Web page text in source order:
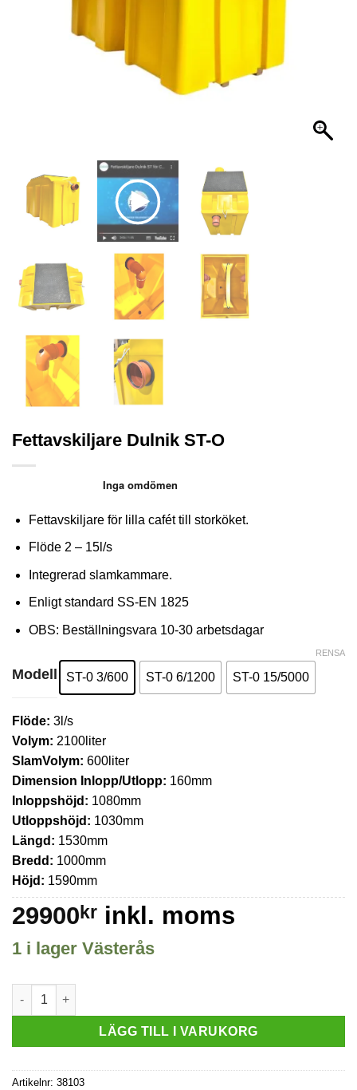
Fettavskiljare Dulnik ST-O
Fettavskiljare för lilla cafét till storköket.
Flöde 2 – 15l/s
Integrerad slamkammare.
Enligt standard SS-EN 1825
OBS: Beställningsvara 10-30 arbetsdagar
Modell ST-0 3/600 ST-0 6/1200 ST-0 15/5000
RENSA
Flöde: 3l/s
Volym: 2100liter
SlamVolym: 600liter
Dimension Inlopp/Utlopp: 160mm
Inloppshöjd: 1080mm
Utloppshöjd: 1030mm
Längd: 1530mm
Bredd: 1000mm
Höjd: 1590mm
29900kr inkl. moms
1 i lager Västerås
Fettavskiljare Dulnik ST-O mängd
LÄGG TILL I VARUKORG
Artikelnr: 38103